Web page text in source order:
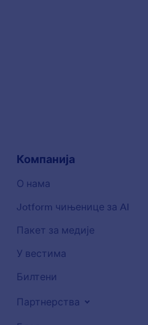
Компанија
О нама
Jotform чињенице за AI
Пакет за медије
У вестима
Билтени
Партнерства